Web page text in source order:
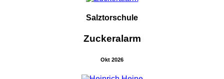
Salztorschule
Zuckeralarm
Okt 2026